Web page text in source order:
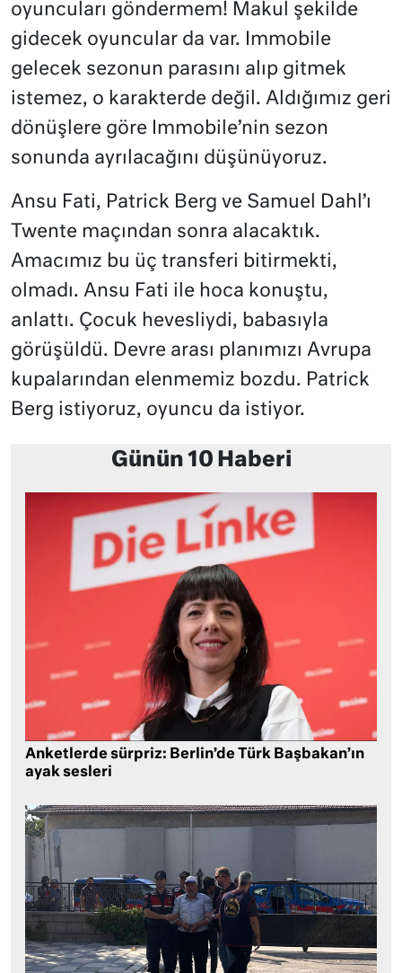
oyuncuları göndermem! Makul şekilde
gidecek oyuncular da var. Immobile
gelecek sezonun parasını alıp gitmek
istemez, o karakterde değil. Aldığımız geri
dönüşlere göre Immobile’nin sezon
sonunda ayrılacağını düşünüyoruz.
Ansu Fati, Patrick Berg ve Samuel Dahl’ı
Twente maçından sonra alacaktık.
Amacımız bu üç transferi bitirmekti,
olmadı. Ansu Fati ile hoca konuştu,
anlattı. Çocuk hevesliydi, babasıyla
görüşüldü. Devre arası planımızı Avrupa
kupalarından elenmemiz bozdu. Patrick
Berg istiyoruz, oyuncu da istiyor.
Günün 10 Haberi
Anketlerde sürpriz: Berlin’de Türk Başbakan’ın
ayak sesleri